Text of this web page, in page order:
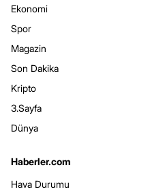
Ekonomi
Spor
Magazin
Son Dakika
Kripto
3.Sayfa
Dünya
Haberler.com
Hava Durumu